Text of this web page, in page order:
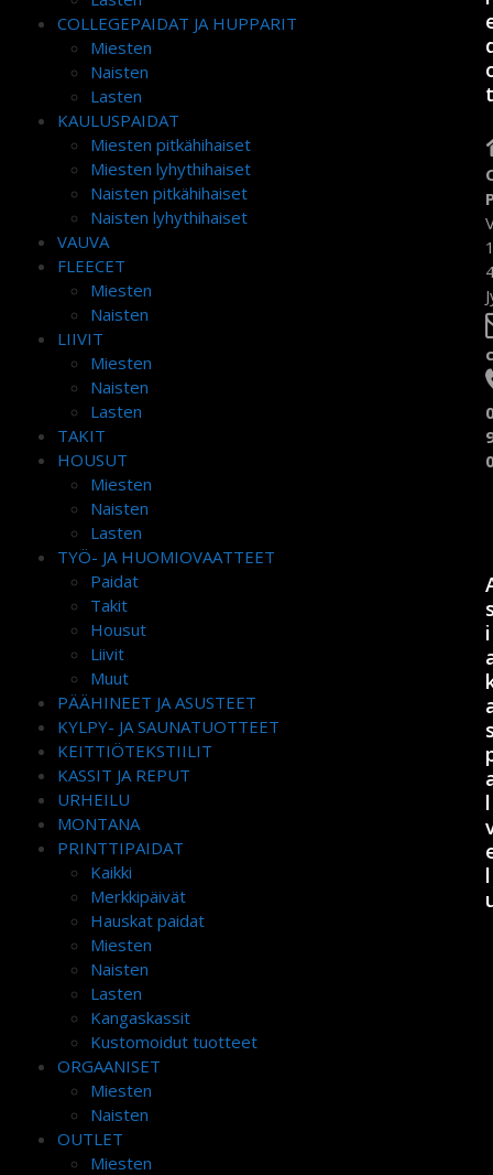
COLLEGEPAIDAT JA HUPPARIT
Miesten
Naisten
Lasten
KAULUSPAIDAT
Miesten pitkähihaiset
Miesten lyhythihaiset
Naisten pitkähihaiset
Naisten lyhythihaiset
VAUVA
FLEECET
Miesten
Naisten
LIIVIT
Miesten
Naisten
Lasten
TAKIT
HOUSUT
Miesten
Naisten
Lasten
TYÖ- JA HUOMIOVAATTEET
Paidat
Takit
Housut
Liivit
Muut
PÄÄHINEET JA ASUSTEET
KYLPY- JA SAUNATUOTTEET
KEITTIÖTEKSTIILIT
KASSIT JA REPUT
URHEILU
MONTANA
PRINTTIPAIDAT
Kaikki
Merkkipäivät
Hauskat paidat
Miesten
Naisten
Lasten
Kangaskassit
Kustomoidut tuotteet
ORGAANISET
Miesten
Naisten
OUTLET
Miesten
t
i
l
l